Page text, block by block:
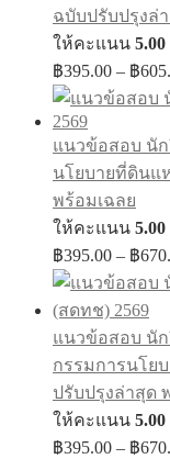
ฉบับปรับปรุงล่
ให้คะแนน 5.00
฿395.00 – ฿
แนวข้อสอบ นั
นโยบายที่ดินแ
พร้อมเฉลย
ให้คะแนน 5.00
฿395.00 – ฿
แนวข้อสอบ นั
กรรมการนโย
ปรับปรุงล่าสุด
ให้คะแนน 5.00
฿395.00 – ฿